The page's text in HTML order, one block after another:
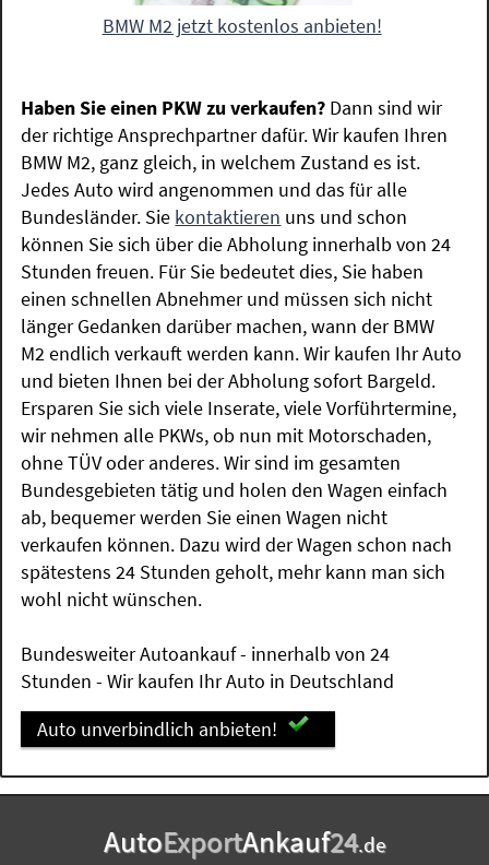
BMW M2 jetzt kostenlos anbieten!
Haben Sie einen PKW zu verkaufen? Dann sind wir
der richtige Ansprechpartner dafür. Wir kaufen Ihren
BMW M2, ganz gleich, in welchem Zustand es ist.
Jedes Auto wird angenommen und das für alle
Bundesländer. Sie kontaktieren uns und schon
können Sie sich über die Abholung innerhalb von 24
Stunden freuen. Für Sie bedeutet dies, Sie haben
einen schnellen Abnehmer und müssen sich nicht
länger Gedanken darüber machen, wann der BMW
M2 endlich verkauft werden kann. Wir kaufen Ihr Auto
und bieten Ihnen bei der Abholung sofort Bargeld.
Ersparen Sie sich viele Inserate, viele Vorführtermine,
wir nehmen alle PKWs, ob nun mit Motorschaden,
ohne TÜV oder anderes. Wir sind im gesamten
Bundesgebieten tätig und holen den Wagen einfach
ab, bequemer werden Sie einen Wagen nicht
verkaufen können. Dazu wird der Wagen schon nach
spätestens 24 Stunden geholt, mehr kann man sich
wohl nicht wünschen.
Bundesweiter Autoankauf - innerhalb von 24
Stunden - Wir kaufen Ihr Auto in Deutschland
Auto unverbindlich anbieten!
AutoExportAnkauf24.de